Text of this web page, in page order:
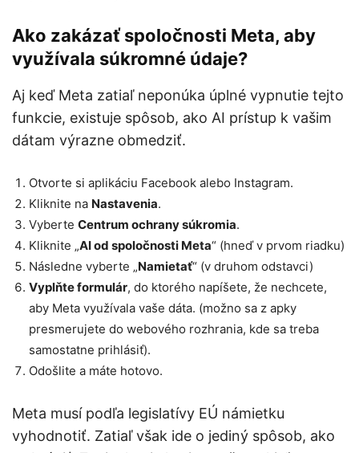
Ako zakázať spoločnosti Meta, aby
využívala súkromné údaje?
Aj keď Meta zatiaľ neponúka úplné vypnutie tejto
funkcie, existuje spôsob, ako AI prístup k vašim
dátam výrazne obmedziť.
Otvorte si aplikáciu Facebook alebo Instagram.
Kliknite na Nastavenia.
Vyberte Centrum ochrany súkromia.
Kliknite „AI od spoločnosti Meta“ (hneď v prvom riadku)
Následne vyberte „Namietať“ (v druhom odstavci)
Vyplňte formulár, do ktorého napíšete, že nechcete,
aby Meta využívala vaše dáta. (možno sa z apky
presmerujete do webového rozhrania, kde sa treba
samostatne prihlásiť).
Odošlite a máte hotovo.
Meta musí podľa legislatívy EÚ námietku
vyhodnotiť. Zatiaľ však ide o jediný spôsob, ako